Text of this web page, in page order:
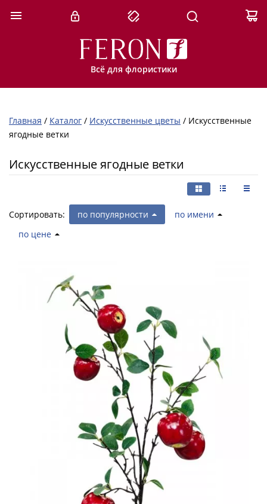
Всё для флористики
Главная / Каталог / Искусственные цветы / Искусственные
ягодные ветки
Искусственные ягодные ветки
Сортировать: по популярности
по имени
по цене